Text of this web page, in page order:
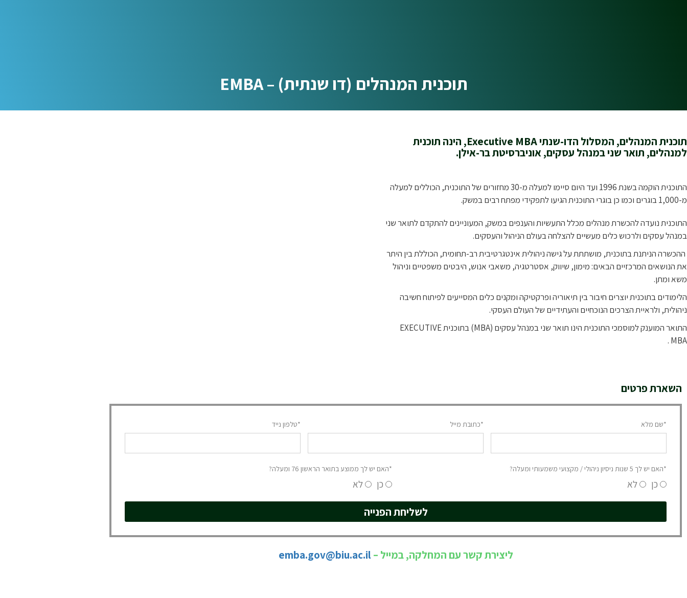
תוכנית המנהלים (דו שנתית) – EMBA
תוכנית המנהלים, המסלול הדו-שנתי Executive MBA, הינה תוכנית
למנהלים, תואר שני במנהל עסקים, אוניברסיטת בר-אילן.
התוכנית הוקמה בשנת 1996 ועד היום סיימו למעלה מ-30 מחזורים של התוכנית, הכוללים למעלה
מ-1,000 בוגרים וכמו כן בוגרי התוכנית הגיעו לתפקידי מפתח רבים במשק.
התוכנית נועדה להכשרת מנהלים מכלל התעשיות והענפים במשק, המעוניינים להתקדם לתואר שני
במנהל עסקים ולרכוש כלים מעשיים להצלחה בעולם הניהול והעסקים.
ההכשרה הניתנת בתוכנית, מושתתת על גישה ניהולית אינטגרטיבית רב-תחומית, הכוללת בין היתר
את הנושאים המרכזיים הבאים: מימון, שיווק, אסטרטגיה, משאבי אנוש, היבטים משפטיים וניהול
משא ומתן.
הלימודים בתוכנית יוצרים חיבור בין תיאוריה ופרקטיקה ומקנים כלים המסייעים לפיתוח חשיבה
ניהולית, ולראיית הצרכים הנוכחיים והעתידיים של העולם העסקי.
התואר המוענק למוסמכי התוכנית הינו תואר שני במנהל עסקים (MBA) בתוכנית EXECUTIVE
MBA .
השארת פרטים
*שם מלא *כתובת מייל *טלפון נייד
*האם יש לך 5 שנות ניסיון ניהולי / מקצועי משמעותי ומעלה?
כן לא
*האם יש לך ממוצע בתואר הראשון 76 ומעלה?
כן לא
לשליחת הפנייה
ליצירת קשר עם המחלקה, במייל –emba.gov@biu.ac.il